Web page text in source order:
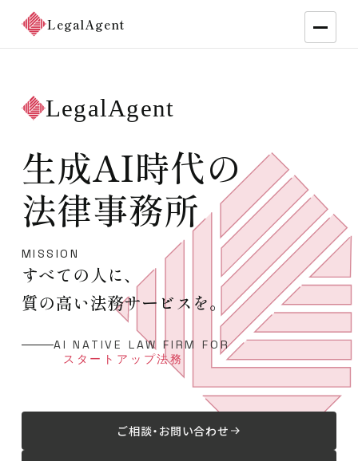
LegalAgent
LegalAgent
生成AI時代の
法律事務所
MISSION
すべての人に、
質の高い法務サービスを。
AI NATIVE LAW FIRM FOR
AIガバナンス
ご相談・お問い合わせ